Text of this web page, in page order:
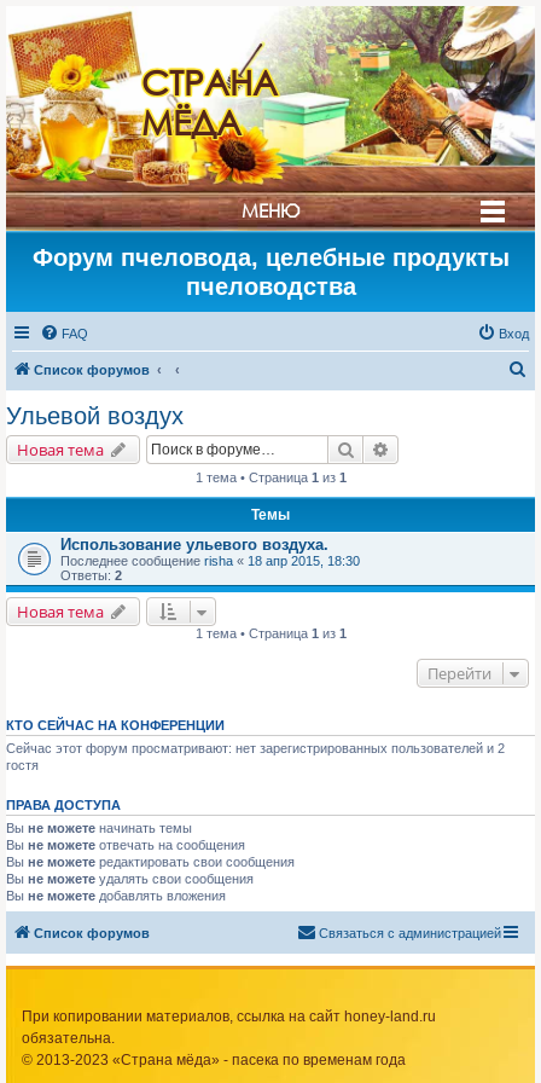
СТРАНА
МЁДА
МЕНЮ
Форум пчеловода, целебные продукты
пчеловодства
FAQ Вход
Список форумов
Ульевой воздух
Новая тема Поиск
1 тема • Страница 1 из 1
Темы
Использование ульевого воздуха.
Последнее сообщение risha « 18 апр 2015, 18:30
Ответы: 2
Новая тема
1 тема • Страница 1 из 1
Перейти
КТО СЕЙЧАС НА КОНФЕРЕНЦИИ
Сейчас этот форум просматривают: нет зарегистрированных пользователей и 2
гостя
ПРАВА ДОСТУПА
Вы не можете начинать темы
Вы не можете отвечать на сообщения
Вы не можете редактировать свои сообщения
Вы не можете удалять свои сообщения
Вы не можете добавлять вложения
Список форумов Связаться с администрацией
При копировании материалов, ссылка на сайт honey-land.ru
обязательна.
© 2013-2023 «Страна мёда» - пасека по временам года